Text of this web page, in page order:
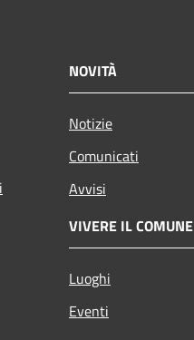
NOVITÀ
Notizie
Comunicati
Avvisi
VIVERE IL COMUNE
Luoghi
Eventi